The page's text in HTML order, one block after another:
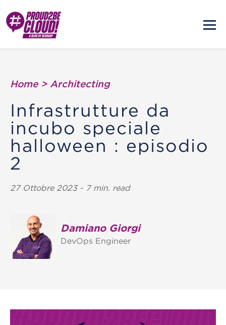
Home > Architecting
Infrastrutture da
incubo speciale
halloween : episodio
2
27 Ottobre 2023 - 7 min. read
Damiano Giorgi
DevOps Engineer